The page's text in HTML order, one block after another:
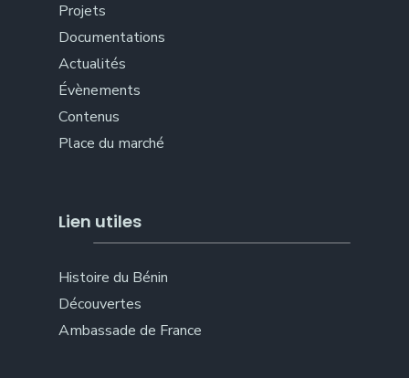
Projets
Documentations
Actualités
Évènements
Contenus
Place du marché
Lien utiles
Histoire du Bénin
Découvertes
Ambassade de France